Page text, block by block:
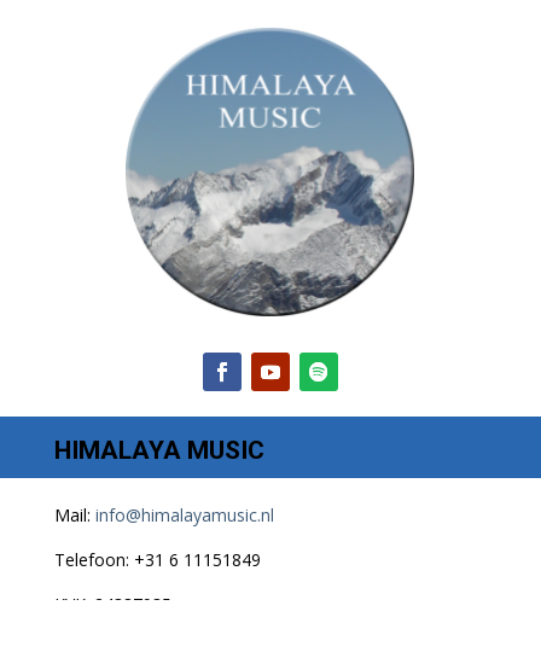
HIMALAYA MUSIC
Mail: info@himalayamusic.nl
Telefoon: +31 6 11151849
KVK: 24387935